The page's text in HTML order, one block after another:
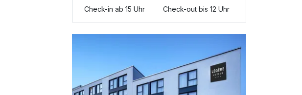
Check-in ab 15 Uhr Check-out bis 12 Uhr